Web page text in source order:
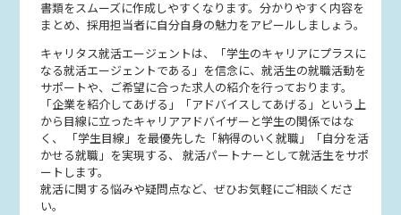
書類をスムーズに作成しやすくなります。分かりやすく内容を
まとめ、採用担当者に自分自身の魅力をアピールしましょう。
キャリタス就活エージェントは、「学生のキャリアにプラスに
なる就活エージェントである」を信念に、就活生の就職活動を
サポートや、ご希望に合った求人の紹介を行っております。
「企業を紹介してあげる」「アドバイスしてあげる」という上
から目線に立ったキャリアアドバイザーと学生の関係ではな
く、 「学生目線」を最優先した「納得のいく就職」「自分を活
かせる就職」を実現する、 就活パートナーとして就活生をサポ
ートします。
就活に関する悩みや疑問点など、ぜひお気軽にご相談くださ
い。